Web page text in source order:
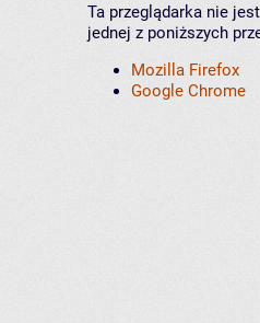
Ta przeglądarka nie
jednej z poniższych
Mozilla Firefox
Google Chrome